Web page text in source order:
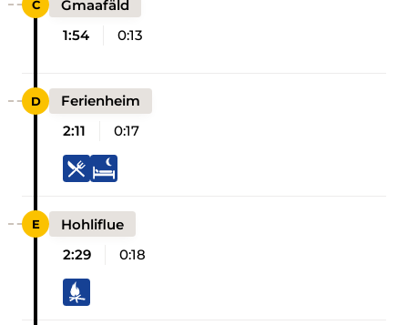
Gmaafäld
1:54
0:13
Ferienheim
2:11
0:17
Hohliflue
2:29
0:18